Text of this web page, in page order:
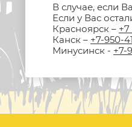
В случае, если
Если у Вас
Красноярск –
Канск – +7-950-
Минусинск - +7-